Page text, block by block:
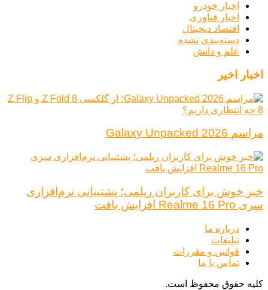
اخبار خودرو
اخبار فناوری
اقتصاد دیجیتال
دسته‌بندی نشده
علم و دانش
اخبار اخیر
مراسم Galaxy Unpacked 2026
خبر خوش برای کاربران ریلمی؛ پشتیبانی نرم‌افزاری
سری Realme 16 Pro افزایش یافت
درباره ما
تبلیغات
قوانین و مقررات
تماس با ما
کلیه حقوق محفوظ است.